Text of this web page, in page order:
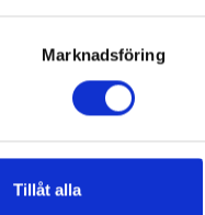
Marknadsföring
Tillåt alla
Vikt (kg): 2,441
Filtertyp: HEPA Hygienisk
filter